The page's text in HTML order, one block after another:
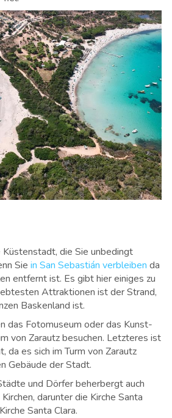
die Sie unbedingt
Sie in San Sebastián verbleiben da
entfernt ist. Es gibt hier einiges zu
Attraktionen ist der Strand,
Baskenland ist.
das Fotomuseum oder das Kunst-
von Zarautz besuchen. Letzteres ist
da es sich im Turm von Zarautz
Gebäude der Stadt.
und Dörfer beherbergt auch
darunter die Kirche Santa
Santa Clara.